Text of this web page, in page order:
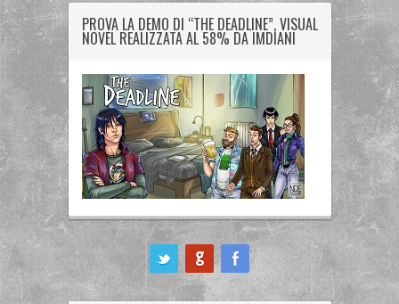
PROVA LA DEMO DI “THE DEADLINE”, VISUAL
NOVEL REALIZZATA AL 58% DA IMDIANI